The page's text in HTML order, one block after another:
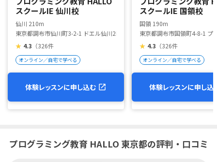
スクールIE 仙川校
仙川 210m
東京都調布市仙川町3-2-1 ドエル仙川2F
★ 4.3 （326件
オンライン／自宅で学べる
体験レッスンに申し込む
スクールIE 国領校
国領 190m
東京都調布市国領町4-8-1 プ
★ 4.3 （326件
オンライン／自宅で学べる
体験レッスンに申し込
プログラミング教育 HALLO 東京都の評判・口コミ